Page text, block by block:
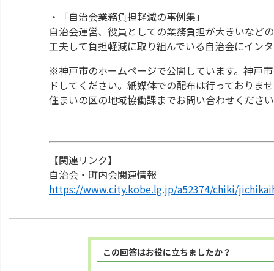
・「自治会業務負担軽減の事例集」
自治会運営、役員としての業務負担が大きいなど
工夫して負担軽減に取り組んでいる自治会にイン
※神戸市のホームページで公開しています。神戸
ドしてください。紙媒体での配布は行っておりま
住まいの区の地域協働課までお問い合わせくださ
【関連リンク】
自治会・町内会関連情報
https://www.city.kobe.lg.jp/a52374/chiki/
この回答はお役に立ちましたか？